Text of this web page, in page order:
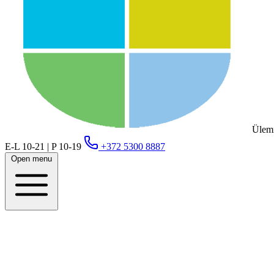
E-L 10-21 | P 10-19
+372 5300 8887
Open menu